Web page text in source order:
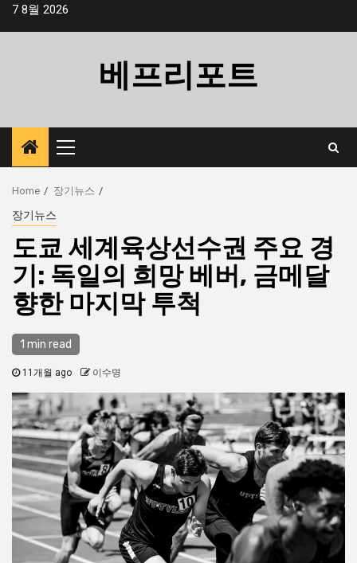
Skip7 8월 2026
베프리포트
Primary
Menu
Home 장기뉴스
장기뉴스
도쿄 세계육상선수권 주요 경
기: 독일의 희망 베버, 금메달
향한 마지막 투척
1 min read
11개월 ago 이수명